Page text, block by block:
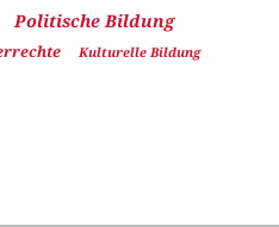
Politische Bildung
Kulturelle Bildung